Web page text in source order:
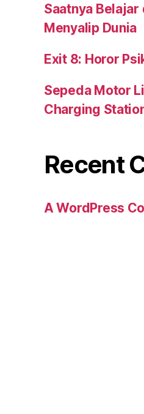
Saatnya
Menyalip Dunia
Exit 8: Horor
Sepeda Motor
Charging
Recent
A WordPress